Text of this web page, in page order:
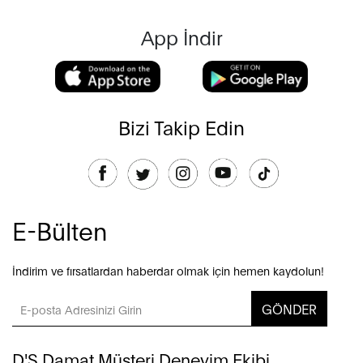
App İndir
Bizi Takip Edin
E-Bülten
İndirim ve fırsatlardan haberdar olmak için hemen kaydolun!
GÖNDER
D'S Damat Müşteri Deneyim Ekibi